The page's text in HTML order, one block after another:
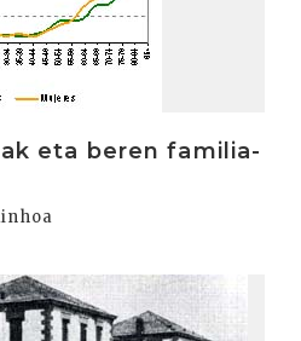
eta beren familia-